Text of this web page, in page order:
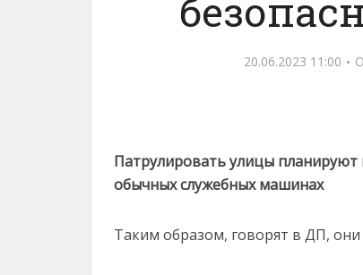
20.06.2023 11:00
Патрулировать улицы планируют
обычных служебных машинах
Таким образом, говорят в ДП, они